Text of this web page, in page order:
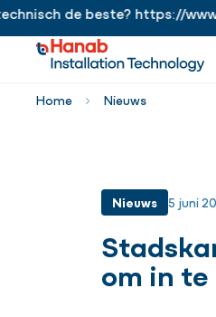
https://
de beste? https://
Home Nieuws
Nieuws 5 juni
om in